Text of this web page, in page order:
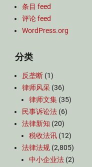
条目 feed
评论 feed
WordPress.org
分类
反垄断 (1)
律师风采 (36)
律师文集 (35)
民事诉讼法 (6)
法律新知 (20)
税收法讯 (12)
法律法规 (2,805)
中小企业法 (2)